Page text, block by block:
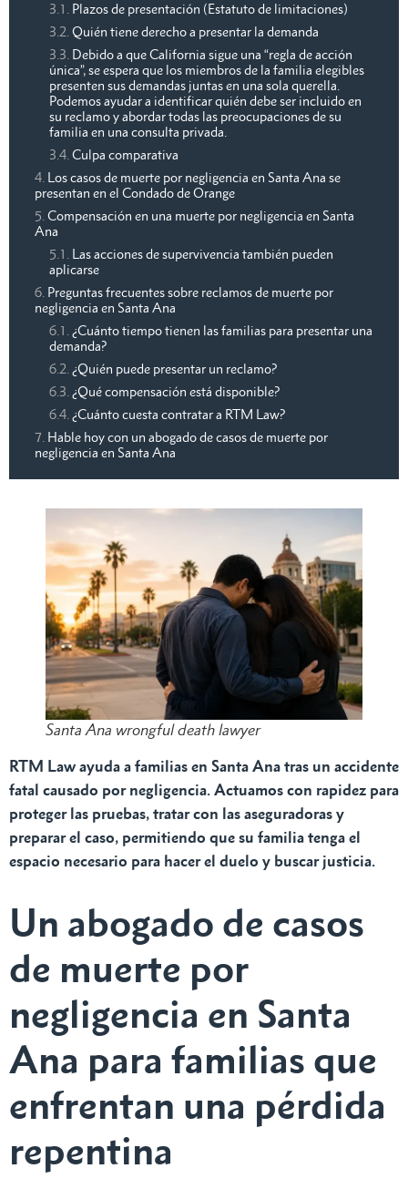
Plazos de presentación (Estatuto de limitaciones)
Quién tiene derecho a presentar la demanda
Debido a que California sigue una “regla de acción
única”, se espera que los miembros de la familia elegibles
presenten sus demandas juntas en una sola querella.
Podemos ayudar a identificar quién debe ser incluido en
su reclamo y abordar todas las preocupaciones de su
familia en una consulta privada.
Culpa comparativa
Los casos de muerte por negligencia en Santa Ana se
presentan en el Condado de Orange
Compensación en una muerte por negligencia en Santa
Ana
Las acciones de supervivencia también pueden
aplicarse
Preguntas frecuentes sobre reclamos de muerte por
negligencia en Santa Ana
¿Cuánto tiempo tienen las familias para presentar una
demanda?
¿Quién puede presentar un reclamo?
¿Qué compensación está disponible?
¿Cuánto cuesta contratar a RTM Law?
Hable hoy con un abogado de casos de muerte por
negligencia en Santa Ana
Santa Ana wrongful death lawyer
RTM Law ayuda a familias en Santa Ana tras un accidente
fatal causado por negligencia. Actuamos con rapidez para
proteger las pruebas, tratar con las aseguradoras y
preparar el caso, permitiendo que su familia tenga el
espacio necesario para hacer el duelo y buscar justicia.
Un abogado de casos
de muerte por
negligencia en Santa
Ana para familias que
enfrentan una pérdida
repentina